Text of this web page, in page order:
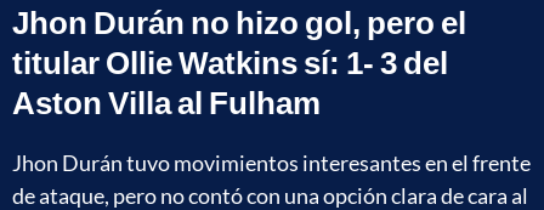
Jhon Durán no hizo gol, pero el
titular Ollie Watkins sí: 1- 3 del
Aston Villa al Fulham
Jhon Durán tuvo movimientos interesantes en el frente
de ataque, pero no contó con una opción clara de cara al